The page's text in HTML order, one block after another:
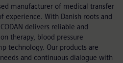
manufacturer of medical transfer
experience. With Danish roots and
delivers reliable and
therapy, blood pressure
technology. Our products are
and continuous dialogue with